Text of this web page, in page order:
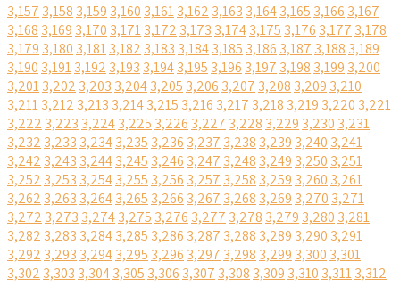
3,157 3,158 3,159 3,160 3,1613,162 3,163 3,1643,165 3,166 3,167
3,168 3,169 3,170 3,1713,172 3,173 3,1743,175 3,176 3,177 3,178
3,179 3,180 3,1813,182 3,183 3,1843,185 3,186 3,187 3,188 3,189
3,190 3,1913,192 3,193 3,1943,195 3,196 3,197 3,198 3,199 3,200
3,2013,202 3,203 3,2043,205 3,206 3,207 3,208 3,209 3,210
3,2113,212 3,213 3,2143,215 3,216 3,217 3,218 3,219 3,220 3,221
3,222 3,223 3,2243,225 3,226 3,227 3,228 3,229 3,230 3,231
3,232 3,233 3,2343,235 3,236 3,237 3,238 3,239 3,240 3,241
3,242 3,243 3,2443,245 3,246 3,247 3,248 3,249 3,250 3,251
3,252 3,253 3,2543,255 3,256 3,257 3,258 3,259 3,260 3,261
3,262 3,263 3,2643,265 3,266 3,267 3,268 3,269 3,270 3,271
3,272 3,273 3,2743,275 3,276 3,277 3,278 3,279 3,280 3,281
3,282 3,283 3,2843,285 3,286 3,287 3,288 3,289 3,290 3,291
3,292 3,293 3,2943,295 3,296 3,297 3,298 3,299 3,300 3,301
3,302 3,303 3,3043,305 3,306 3,307 3,308 3,309 3,310 3,3113,312